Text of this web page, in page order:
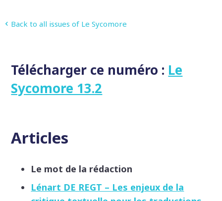
Back to all issues of Le Sycomore
Télécharger ce numéro : Le
Sycomore 13.2
Articles
Le mot de la rédaction
Lénart DE REGT – Les enjeux de la